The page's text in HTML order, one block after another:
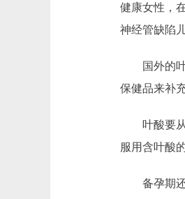
健康女性，
神经管缺陷
国外的叶
保健品来补
叶酸要从
服用含叶酸
备孕期还